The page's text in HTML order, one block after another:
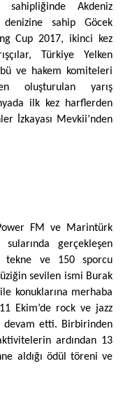
Akdeniz
sahip Göcek
Cup 2017, ikinci kez
Türkiye Yelken
ve hakem komiteleri
oluşturulan yarış
ilk kez harflerden
İzkayası Mevkii’nden
FM ve Marintürk
gerçekleşen
tekne ve 150 sporcu
sevilen ismi Burak
ile konuklarına merhaba
Ekim’de rock ve jazz
devam etti. Birbirinden
ardından 13
aldığı ödül töreni ve